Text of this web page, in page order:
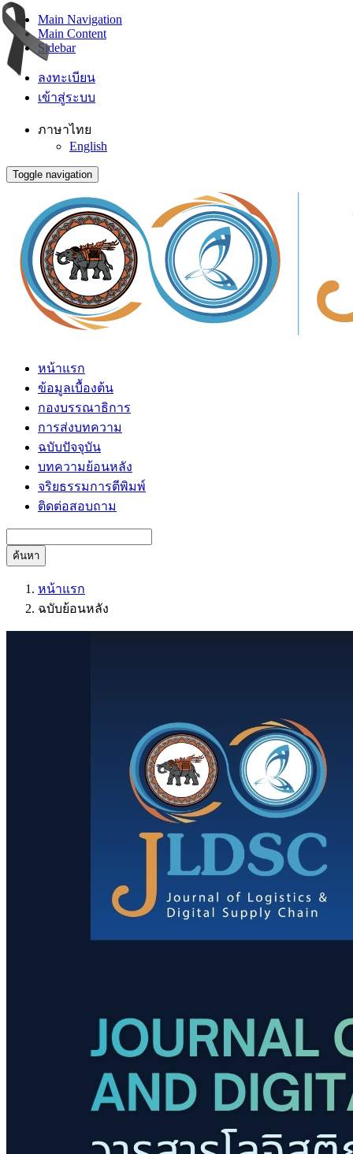
Main Navigation
Main Content
Sidebar
ลงทะเบียน
เข้าสู่ระบบ
ภาษาไทย
English
Toggle navigation
หน้าแรก
ข้อมูลเบื้องต้น
กองบรรณาธิการ
การส่งบทความ
ฉบับปัจจุบัน
บทความย้อนหลัง
จริยธรรมการตีพิมพ์
ติดต่อสอบถาม
ค้นหา
หน้าแรก
ฉบับย้อนหลัง